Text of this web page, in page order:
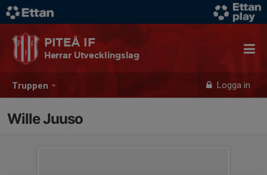
Truppen Logga in
PITEÅ IF
Herrar Utvecklingslag
Wille Juuso